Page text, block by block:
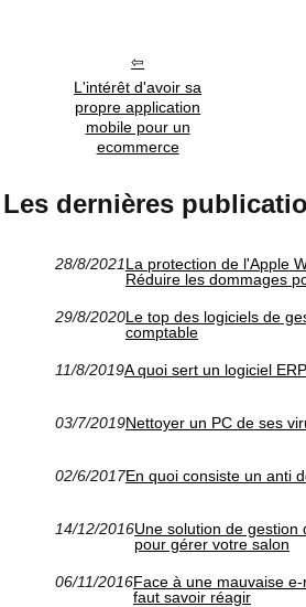
L'intérêt d'avoir sa
propre application
mobile pour un
ecommerce
Les dernières
28/8/2021La protection de l'Apple
Réduire les dommages
29/8/2020Le top des logiciels de
comptable
11/8/2019A quoi sert un logiciel
03/7/2019Nettoyer un PC de ses
02/6/2017En quoi consiste un anti
14/12/2016Une solution de gestion
pour gérer votre salon
06/11/2016Face à une mauvaise
faut savoir réagir